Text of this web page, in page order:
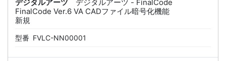
デジタルアーツ
デジタルアーツ - FinalCode
FinalCode Ver.6 VA CADファイル暗号化機能
新規
型番 FVLC-NN00001